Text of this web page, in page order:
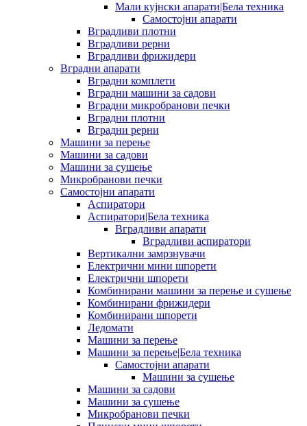
Мали кујнски апарати|Бела техника
Самостојни апарати
Вградливи плотни
Вградливи рерни
Вградливи фрижидери
Вградни апарати
Вградни комплети
Вградни машини за садови
Вградни микробранови печки
Вградни плотни
Вградни рерни
Машини за перење
Машини за садови
Машини за сушење
Микробранови печки
Самостојни апарати
Аспиратори
Аспиратори|Бела техника
Вградливи апарати
Вградливи аспиратори
Вертикални замрзнувачи
Електрични мини шпорети
Електрични шпорети
Комбинирани машини за перење и сушење
Комбинирани фрижидери
Комбинирани шпорети
Ледомати
Машини за перење
Машини за перење|Бела техника
Самостојни апарати
Машини за сушење
Машини за садови
Машини за сушење
Микробранови печки